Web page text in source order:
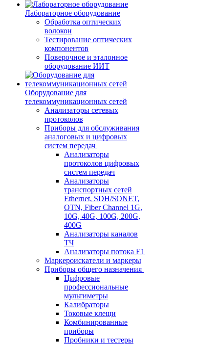
Лабораторное оборудование
Обработка оптических
волокон
Тестирование оптических
компонентов
Поверочное и эталонное
оборудование ИИТ
Оборудование для
телекоммуникационных сетей
Анализаторы сетевых
протоколов
Приборы для обслуживания
аналоговых и цифровых
систем передач
Анализаторы
протоколов цифровых
систем передач
Анализаторы
транспортных сетей
Ethernet, SDH/SONET,
OTN, Fiber Channel 1G,
10G, 40G, 100G, 200G,
400G
Анализаторы каналов
ТЧ
Анализаторы потока Е1
Маркероискатели и маркеры
Приборы общего назначения
Цифровые
профессиональные
мультиметры
Калибраторы
Токовые клещи
Комбинированные
приборы
Пробники и тестеры